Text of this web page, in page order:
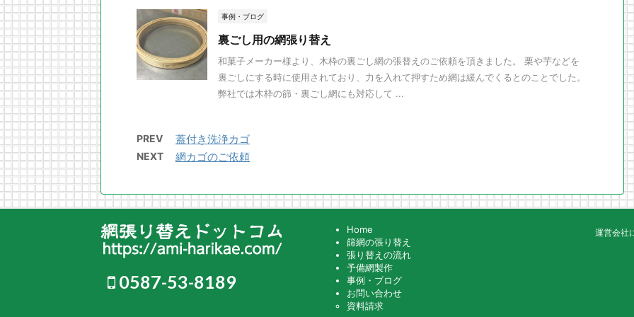
事例・ブログ
裏ごし用の網張り替え
和菓子メーカー様より、木枠の裏ごし網の張替えのご依頼を頂きました。 栗や芋などを
裏ごしにする時に使用されており、力を入れて押すため網は緩んでくるとのことでした。
弊社では木枠の篩・裏ごし網にも対応して ...
PREV 蓋付き洗浄カゴ
NEXT 網カゴのご依頼
Home
篩網の張り替え
張り替えの流れ
予備網製作
事例・ブログ
お問い合わせ
資料請求
運営会社
0587-53-8189